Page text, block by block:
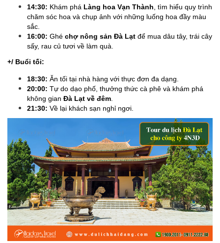
14:30: Khám phá Làng hoa Vạn Thành , tìm hiểu quy trình
chăm sóc hoa và chụp ảnh với những luống hoa đầy màu
sắc.
16:00: Ghé chợ nông sản Đà Lạt để mua dâu tây, trái cây
sấy, rau củ tươi về làm quà.
+/ Buổi tối:
18:30: Ăn tối tại nhà hàng với thực đơn đa dạng.
20:00: Tự do dạo phố, thưởng thức cà phê và khám phá
không gian Đà Lạt về đêm
21:30: Về lại khách sạn nghỉ ngơi.